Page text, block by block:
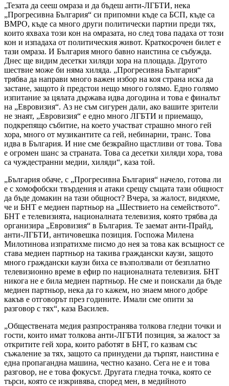
„Тезата да сееш омраза и да бъдеш анти-ЛГБТИ, нека
„Прогресивна България“ си припомни къде са БСП, къде са
ВМРО, къде са много други политически партии преди тях,
които яхваха този кон на омразата, но след това падаха от този
кон и изпадаха от политическия живот. Краткосрочен билет е
тази омраза. И България много бавно наистина се събужда.
Днес ще видим десетки хиляди хора на площада. Другото
шествие може би няма хиляда. „Прогресивна България“
трябва да направи много важен избор на коя страна иска да
застане, защото ѝ предстои нещо много голямо. Едно голямо
изпитание за цялата държава идва догодина и това е финалът
на „Евровизия“. Аз не съм сигурен дали, ако вашите зрители
не знаят, „Евровизия“ е едно много ЛГБТИ и приемащо,
подкрепящо събитие, на което участват страшно много гей
хора, много от музикантите са гей, небинарни, транс. Това
идва в България. И ние сме безкрайно щастливи от това. Това
е огромен шанс за страната. Това са десетки хиляди хора, това
са чуждестранни медии, хиляди“, каза той.
„България обаче, с „Прогресивна България“ начело, готова ли
е с хомофобски твърдения и атаки срещу същата тази общност
да бъде домакин на тази общност? Вчера, за жалост, видяхме,
че и БНТ е медиен партньор на „Шествието на семейството“.
БНТ е телевизията, националната телевизия, която трябва да
организира „Евровизия“ в България. Те заемат анти-Прайд,
анти-ЛГБТИ, античовешка позиция. Госпожа Милена
Милотинова изпратихме писмо до нея за това как всъщност се
става медиен партньор на такива граждански каузи, защото
много граждански каузи биха се възползвали от безплатно
телевизионно време в ефир по националната телевизия. БНТ
никога не е била медиен партньор. Не сме и поискали да бъде
медиен партньор, нека да го кажем, но знаем много добре
какъв е отговорът през годините. Имали сме опити за
разговор с тях“, каза Василев.
„Обществената медия разпространява толкова гледни точки и
гости, които имат толкова анти-ЛГБТИ позиция, за жалост за
откритите гей хора, които работят в БНТ, го казвам със
съжаление за тях, защото са принудени да търпят, наистина е
една пропагандна машина, честно казано. Сега не е и това
разговор, не е това фокусът. Другата гледна точка, която се
търси, която се изкривява, според мен, в медийното